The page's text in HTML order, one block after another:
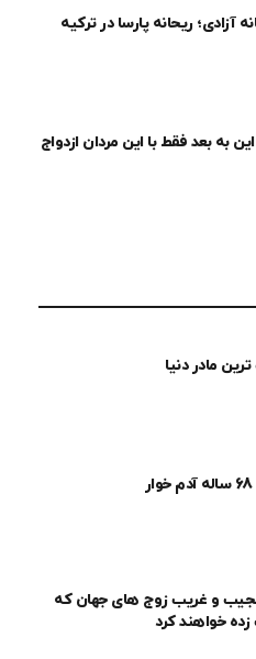
آزادی؛ ریحانه پارسا در ترکیه
این به بعد فقط با این مردان ازدواج
مادر دنیا
و غریب زوج های جهان که
خواهند کرد